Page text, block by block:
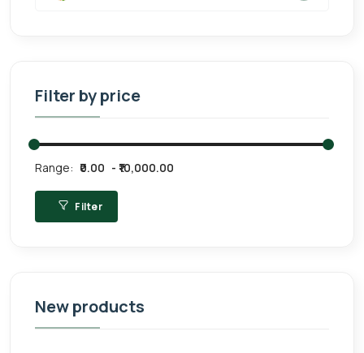
Filter by price
Range: ₹0.00 ₹10,000.00
Filter
New products